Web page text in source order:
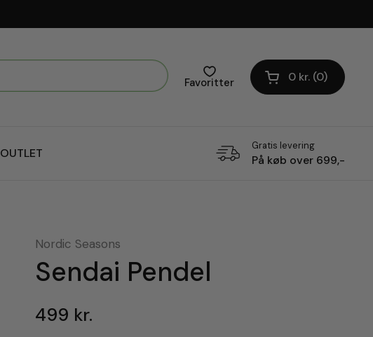
Favoritter Åben vogn
0 kr. 0
OUTLET
Gratis levering
På køb over 699,-
Nordic Seasons
Sendai Pendel
499 kr.